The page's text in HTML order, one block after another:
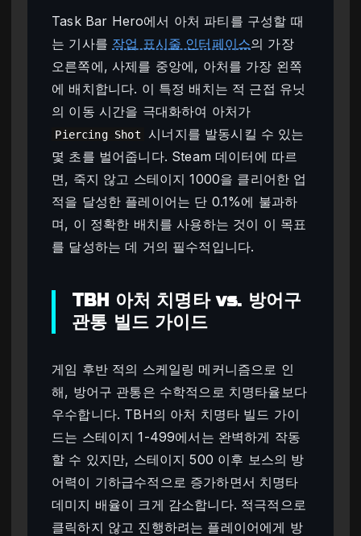
Task Bar Hero에서 아처 파티를 구성할 때
는 기사를 작업 표시줄 인터페이스의 가장
오른쪽에, 사제를 중앙에, 아처를 가장 왼쪽
에 배치합니다. 이 특정 배치는 적 근접 유닛
의 이동 시간을 극대화하여 아처가
Piercing Shot
시너지를 발동시킬 수 있는
몇 초를 벌어줍니다. Steam 데이터에 따르
면, 죽지 않고 스테이지 1000을 클리어한 업
적을 달성한 플레이어는 단 0.1%에 불과하
며, 이 정확한 배치를 사용하는 것이 이 목표
를 달성하는 데 거의 필수적입니다.
TBH 아처 치명타 vs. 방어구
관통 빌드 가이드
게임 후반 적의 스케일링 메커니즘으로 인
해, 방어구 관통은 수학적으로 치명타율보다
우수합니다. TBH의 아처 치명타 빌드 가이
드는 스테이지 1-499에서는 완벽하게 작동
할 수 있지만, 스테이지 500 이후 보스의 방
어력이 기하급수적으로 증가하면서 치명타
데미지 배율이 크게 감소합니다. 적극적으로
클릭하지 않고 진행하려는 플레이어에게 방